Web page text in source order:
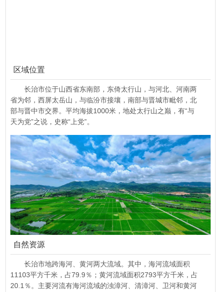
区域位置
长治市位于山西省东南部，东倚太行山，与河北、河南两
省为邻，西屏太岳山，与临汾市接壤，南部与晋城市毗邻，北
部与晋中市交界。平均海拔1000米，地处太行山之巅，有“与
天为党”之说，史称“上党”。
自然资源
长治市地跨海河、黄河两大流域。其中，海河流域面积
11103平方千米，占79.9％；黄河流域面积2793平方千米，占
20.1％。主要河流有海河流域的浊漳河、清漳河、卫河和黄河